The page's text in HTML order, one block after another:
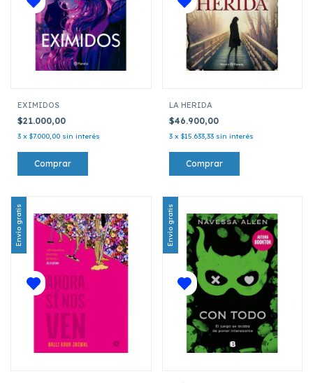
EXIMIDOS
$21.000,00
3 x $7.000,00 sin interés
LA HERIDA
$46.900,00
3 x $15.633,33 sin interés
Envío gratis Envío gratis